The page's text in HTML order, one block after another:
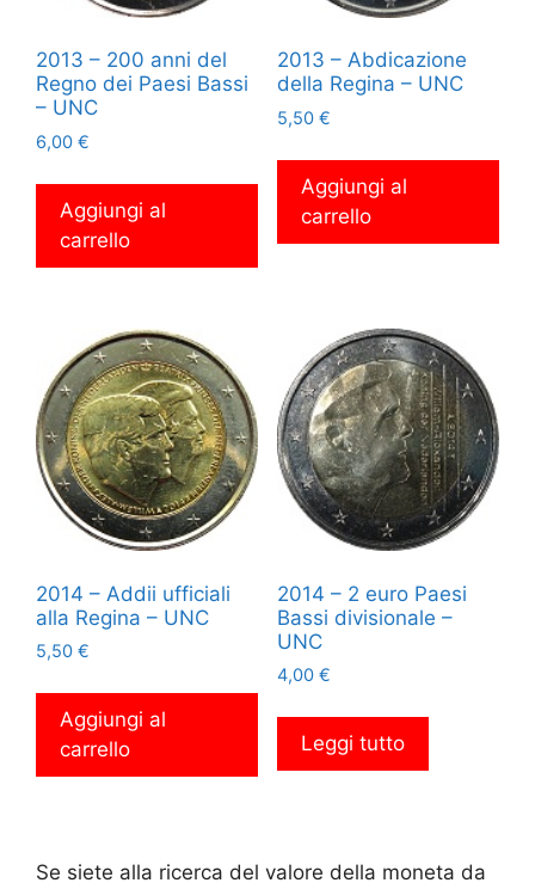
2013 – 200 anni del
Regno dei Paesi Bassi
– UNC
6,00 €
Aggiungi al
carrello
2013 – Abdicazione
della Regina – UNC
5,50 €
Aggiungi al
carrello
2014 – Addii ufficiali
alla Regina – UNC
5,50 €
Aggiungi al
carrello
2014 – 2 euro Paesi
Bassi divisionale –
UNC
4,00 €
Leggi tutto
Se siete alla ricerca del valore della moneta da